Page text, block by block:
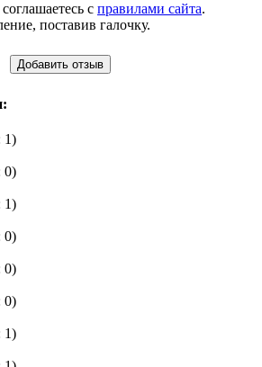
с правилами сайта.
поставив галочку.
Добавить отзыв
1)
0)
1)
0)
0)
0)
1)